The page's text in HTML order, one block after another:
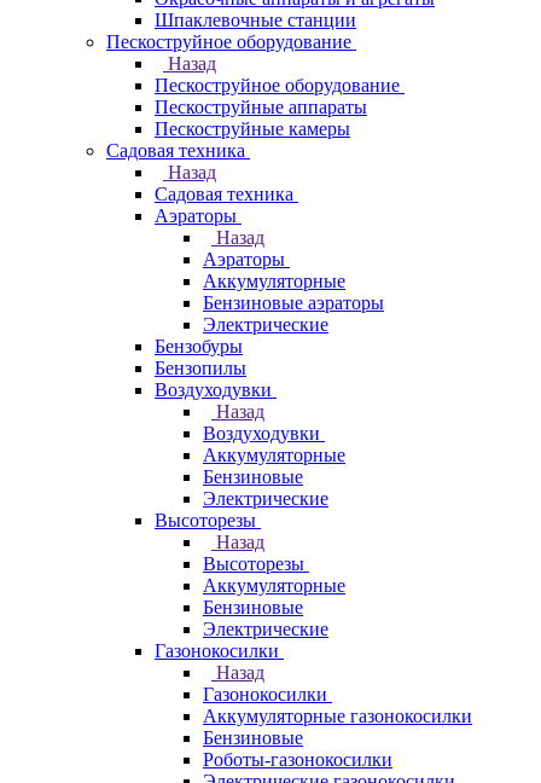
Шпаклевочные станции
Пескоструйное оборудование
Назад
Пескоструйное оборудование
Пескоструйные аппараты
Пескоструйные камеры
Садовая техника
Назад
Садовая техника
Аэраторы
Назад
Аэраторы
Аккумуляторные
Бензиновые аэраторы
Электрические
Бензобуры
Бензопилы
Воздуходувки
Назад
Воздуходувки
Аккумуляторные
Бензиновые
Электрические
Высоторезы
Назад
Высоторезы
Аккумуляторные
Бензиновые
Электрические
Газонокосилки
Назад
Газонокосилки
Аккумуляторные газонокосилки
Бензиновые
Роботы-газонокосилки